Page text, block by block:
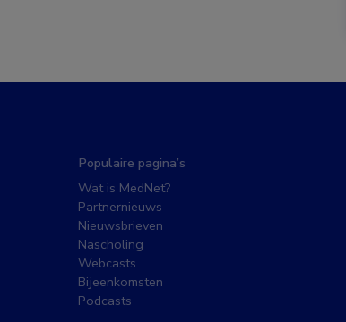
Populaire pagina’s
Wat is MedNet?
Partnernieuws
Nieuwsbrieven
Nascholing
Webcasts
Bijeenkomsten
Podcasts